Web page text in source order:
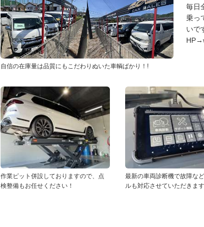
自信の在庫量は品質にもこだわりぬいた車輌ばかり！!
毎日
乗っ
いで
作業ピット併設しておりますので、点
検整備もお任せください！
最新の車両診断機で故障な
ルも対応させていただきます